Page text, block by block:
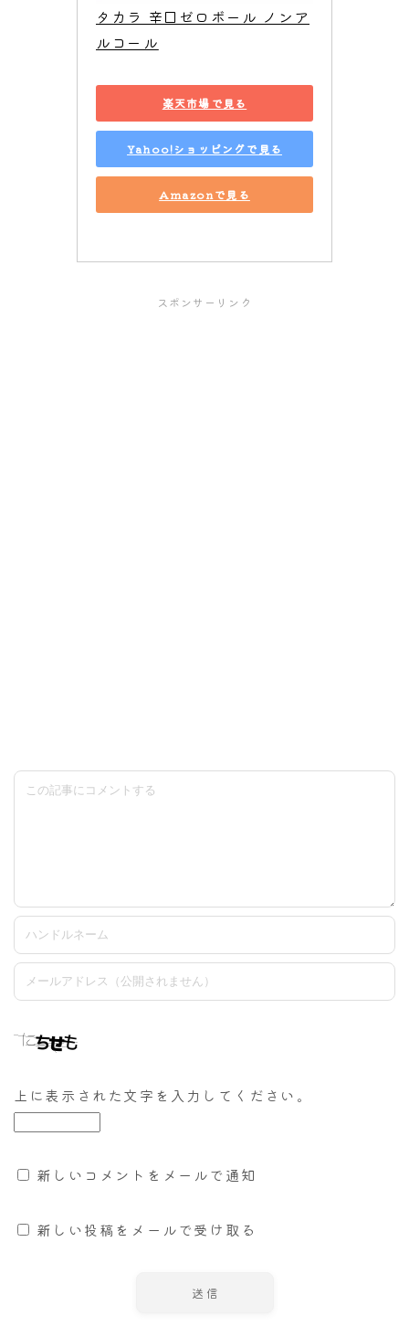
タカラ 辛口ゼロボール ノンア
ルコール
楽天市場で見る
Yahoo!ショッピングで見る
Amazonで見る
スポンサーリンク
上に表示された文字を入力してください。
新しいコメントをメールで通知
新しい投稿をメールで受け取る